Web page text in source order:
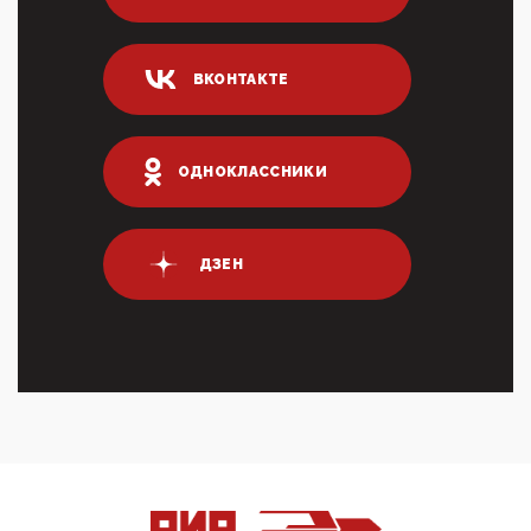
04:47, 10 Апреля 2026
ИНН для переводов по СБП это первый шаг из
логических двухЗаполнение ИНН при любых
переводах по ...
03:35, 10 Апреля 2026
Суммарное вознаграждение менеджменту в 15
крупных банках по итогам 2025 года превысило 63
03:01, 10 Апреля 2026
Террорист и убийца Буданов вальяжно сообщил,
что союзники просили Киев не наносить удары по
входМошенники активно пользуются аккаунтами на
ВКОНТАКТЕ
ОДНОКЛАССНИКИ
ДЗЕН